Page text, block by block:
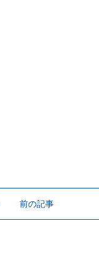
前の記事